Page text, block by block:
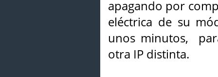
apagando por
eléctrica de su
unos minutos,
otra IP distinta.